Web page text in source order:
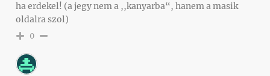
ha erdekel! (a jegy nem a ,,kanyarba“, hanem a masik
oldalra szol)
0